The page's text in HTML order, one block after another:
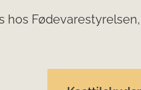
hos